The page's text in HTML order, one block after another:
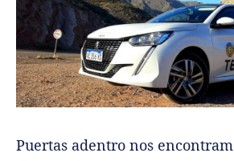
Puertas adentro nos